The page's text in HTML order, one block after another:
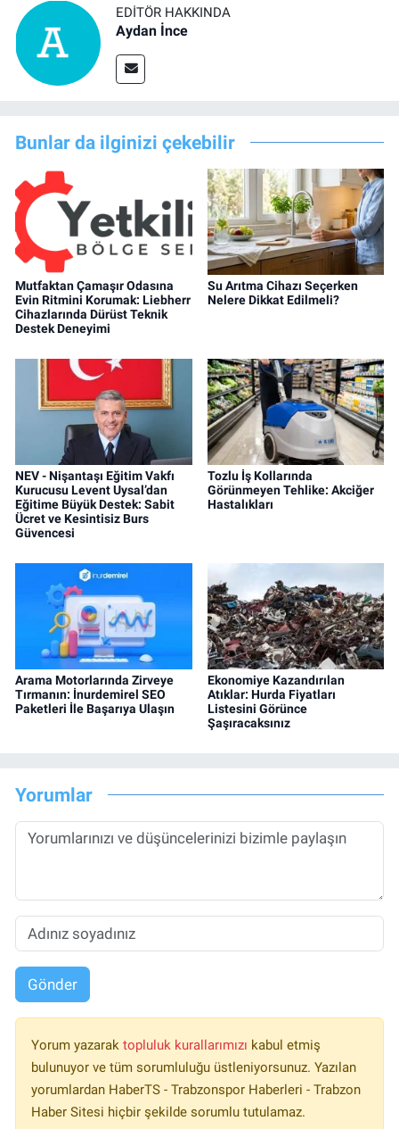
EDITÖR HAKKINDA
Aydan İnce
Bunlar da ilginizi çekebilir
Mutfaktan Çamaşır Odasına
Evin Ritmini Korumak: Liebherr
Cihazlarında Dürüst Teknik
Destek Deneyimi
Su Arıtma Cihazı Seçerken
Nelere Dikkat Edilmeli?
NEV - Nişantaşı Eğitim Vakfı
Kurucusu Levent Uysal’dan
Eğitime Büyük Destek: Sabit
Ücret ve Kesintisiz Burs
Güvencesi
Tozlu İş Kollarında
Görünmeyen Tehlike: Akciğer
Hastalıkları
Arama Motorlarında Zirveye
Tırmanın: İnurdemirel SEO
Paketleri İle Başarıya Ulaşın
Ekonomiye Kazandırılan
Atıklar: Hurda Fiyatları
Listesini Görünce
Şaşıracaksınız
Yorumlar
Gönder
Yorum yazarak topluluk kurallarımızı kabul etmiş
bulunuyor ve tüm sorumluluğu üstleniyorsunuz. Yazılan
yorumlardan HaberTS - Trabzonspor Haberleri - Trabzon
Haber Sitesi hiçbir şekilde sorumlu tutulamaz.